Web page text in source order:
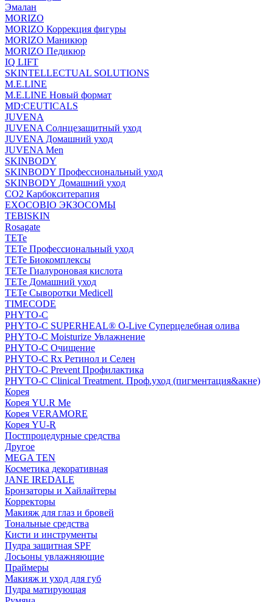
Эмалан
MORIZO
MORIZO Коррекция фигуры
MORIZO Маникюр
MORIZO Педикюр
IQ LIFT
SKINTELLECTUAL SOLUTIONS
M.E.LINE
M.E.LINE Новый формат
MD:CEUTICALS
JUVENA
JUVENA Солнцезащитный уход
JUVENA Домашний уход
JUVENA Men
SKINBODY
SKINBODY Профессиональный уход
SKINBODY Домашний уход
CO2 Карбокситерапия
EXOCOBIO ЭКЗОСОМЫ
TEBISKIN
Rosagate
TETe
TETe Профессиональный уход
TETe Биокомплексы
TETe Гиалуроновая кислота
TETe Домашний уход
TETe Сыворотки Medicell
TIMECODE
PHYTO-C
PHYTO-C SUPERHEAL® O-Live Суперцелебная олива
PHYTO-C Moisturize Увлажнение
PHYTO-C Очищение
PHYTO-C Rx Ретинол и Селен
PHYTO-C Prevent Профилактика
PHYTO-C Clinical Treatment. Проф.уход (пигментация&акне)
Корея
Корея YU.R Me
Корея VERAMORE
Корея YU-R
Постпроцедурные средства
Другое
MEGA TEN
Косметика декоративная
JANE IREDALE
Бронзаторы и Хайлайтеры
Корректоры
Макияж для глаз и бровей
Тональные средства
Кисти и инструменты
Пудра защитная SPF
Лосьоны увлажняющие
Праймеры
Макияж и уход для губ
Пудра матирующая